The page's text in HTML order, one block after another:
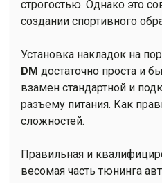
строгостью. Однако это
создании спортивного
Установка накладок на
DM достаточно проста и
взамен стандартной и
разъему питания. Как
сложностей.
Правильная и
весомая часть тюнинга